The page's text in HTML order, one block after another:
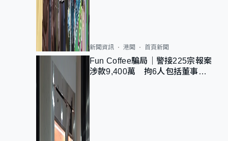
新聞資訊 港聞 首頁新聞
Fun Coffee騙局｜警接225宗報案
涉款9,400萬 拘6人包括董事股